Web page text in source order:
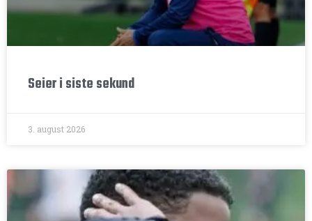
Seier i siste sekund
3. august 2026